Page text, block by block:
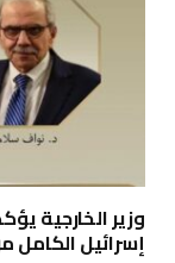
وزير الخارجية
إسرائيل الكامل